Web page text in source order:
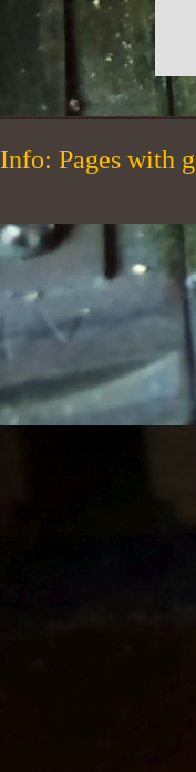
Info: Pages with
Regreso al contenido